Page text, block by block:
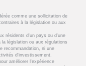
comme une sollicitation de
à la législation ou aux
résidents d'un pays ou d'une
législation ou aux régulations
recommandation, ni une
d'investissement.
améliorer l'expérience